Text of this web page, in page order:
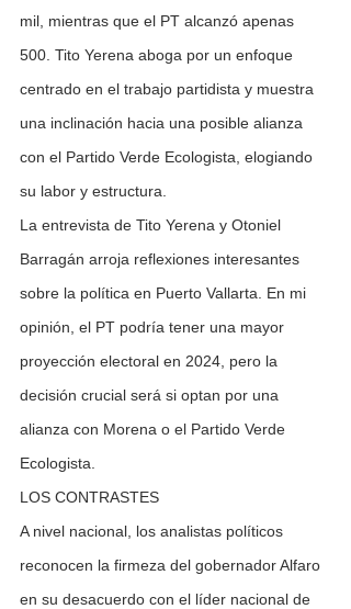
mil, mientras que el PT alcanzó apenas
500. Tito Yerena aboga por un enfoque
centrado en el trabajo partidista y muestra
una inclinación hacia una posible alianza
con el Partido Verde Ecologista, elogiando
su labor y estructura.
La entrevista de Tito Yerena y Otoniel
Barragán arroja reflexiones interesantes
sobre la política en Puerto Vallarta. En mi
opinión, el PT podría tener una mayor
proyección electoral en 2024, pero la
decisión crucial será si optan por una
alianza con Morena o el Partido Verde
Ecologista.
LOS CONTRASTES
A nivel nacional, los analistas políticos
reconocen la firmeza del gobernador Alfaro
en su desacuerdo con el líder nacional de